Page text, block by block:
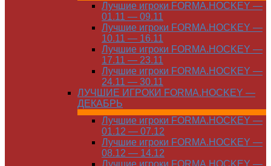
Лучшие игроки FORMA.HOCKEY —
01.11 — 09.11
Лучшие игроки FORMA.HOCKEY —
10.11 — 16.11
Лучшие игроки FORMA.HOCKEY —
17.11 — 23.11
Лучшие игроки FORMA.HOCKEY —
24.11 — 30.11
ЛУЧШИЕ ИГРОКИ FORMA.HOCKEY —
ДЕКАБРЬ
Лучшие игроки FORMA.HOCKEY —
01.12 — 07.12
Лучшие игроки FORMA.HOCKEY —
08.12 — 14.12
Лучшие игроки FORMA.HOCKEY —